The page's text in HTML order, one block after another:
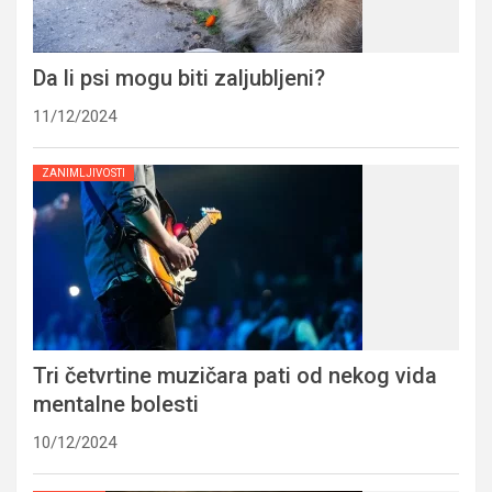
Da li psi mogu biti zaljubljeni?
11/12/2024
ZANIMLJIVOSTI
Tri četvrtine muzičara pati od nekog vida
mentalne bolesti
10/12/2024